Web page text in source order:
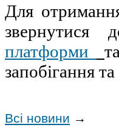
Для
звернутися
платформи
запобігання
Всі новини →